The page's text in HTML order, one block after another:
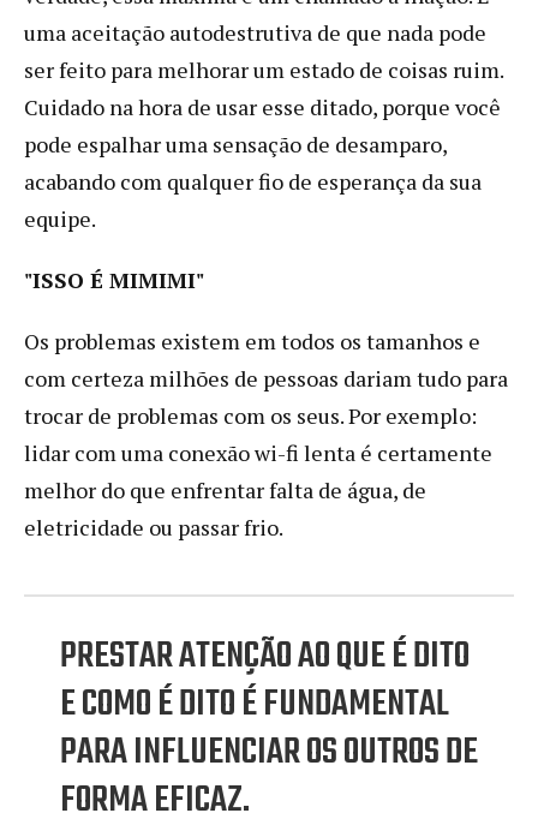
uma aceitação autodestrutiva de que nada pode
ser feito para melhorar um estado de coisas ruim.
Cuidado na hora de usar esse ditado, porque você
pode espalhar uma sensação de desamparo,
acabando com qualquer fio de esperança da sua
equipe.
"ISSO É MIMIMI"
Os problemas existem em todos os tamanhos e
com certeza milhões de pessoas dariam tudo para
trocar de problemas com os seus. Por exemplo:
lidar com uma conexão wi-fi lenta é certamente
melhor do que enfrentar falta de água, de
eletricidade ou passar frio.
PRESTAR ATENÇÃO AO QUE É DITO
E COMO É DITO É FUNDAMENTAL
PARA INFLUENCIAR OS OUTROS DE
FORMA EFICAZ.